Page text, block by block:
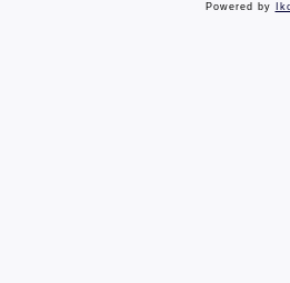
Powered by